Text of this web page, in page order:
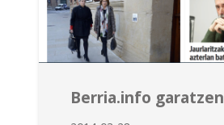
Berria.info garatzen